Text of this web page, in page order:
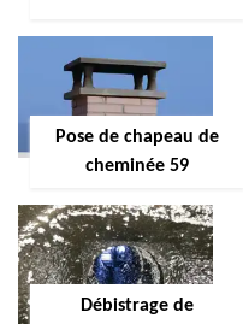
Pose de chapeau de
cheminée 59
Débistrage de